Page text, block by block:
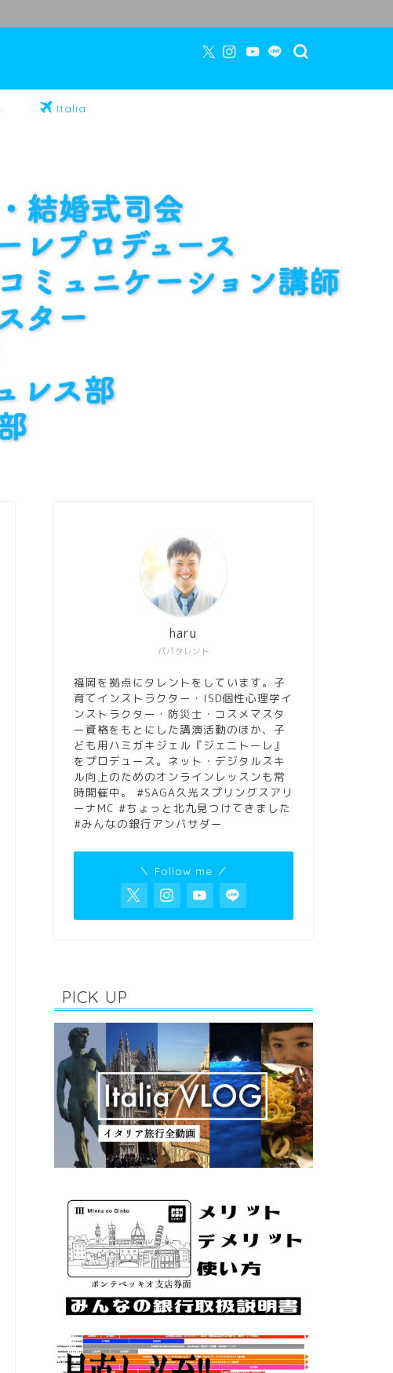
Italia
パパタレント
haru
福岡を拠点にタレントをしています。子
育てインストラクター・ISD個性心理学イ
ンストラクター・防災士・コスメマスタ
ー資格をもとにした講演活動のほか、子
ども用ハミガキジェル『ジェニトーレ』
をプロデュース。ネット・デジタルスキ
ル向上のためのオンラインレッスンも常
時開催中。 #SAGA久光スプリングスアリ
ーナMC #ちょっと北九見つけてきました
#みんなの銀行アンバサダー
＼ Follow me ／
PICK UP